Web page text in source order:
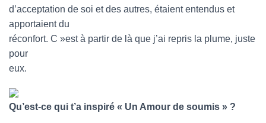
d’acceptation de soi et des autres, étaient entendus et
apportaient du
réconfort. C »est à partir de là que j’ai repris la plume, juste
pour
eux.
Qu’est-ce qui t’a inspiré « Un Amour de soumis » ?